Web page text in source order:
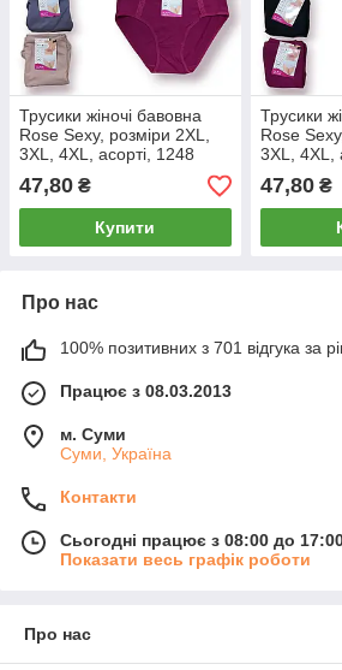
Трусики жіночі бавовна
Rose Sexy, розміри 2XL,
3XL, 4XL, асорті, 1248
47,80 ₴
Купити
Трусики
Rose
3XL, 4XL,
47,80₴
Про нас
100% позитивних з 701 відгука за
Працює з 08.03.2013
м. Суми
Суми, Україна
Контакти
Сьогодні працює з 08:00 до
Показати весь графік роботи
Про нас